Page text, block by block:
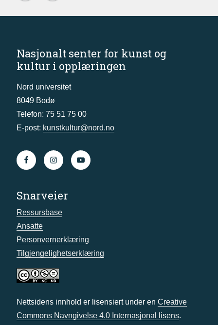
Nasjonalt senter for kunst og
kultur i opplæringen
Nord universitet
8049 Bodø
Telefon: 75 51 75 00
E-post: kunstkultur@nord.no
Snarveier
Ressursbase
Ansatte
Personvernerklæring
Tilgjengelighetserklæring
Nettsidens innhold er lisensiert under en Creative
Commons Navngivelse 4.0 Internasjonal lisens.